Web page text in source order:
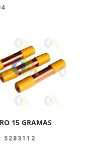
15 GRAMAS
5283112